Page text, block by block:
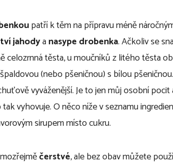
patří k těm na přípravu méně
jahodyanasype drobenka. Ačkoliv se
celozrnná těsta, u moučníků z litého těsta
(nebo pšeničnou) s bílou
vyváženější. Je to jen můj osobní
vyhovuje. O něco níže v seznamu
sirupem místo cukru.
čerstvé, ale bez obav můžete